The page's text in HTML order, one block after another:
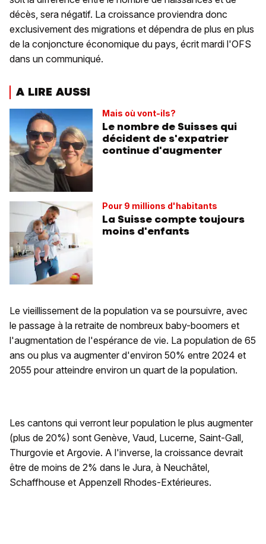
décès, sera négatif. La croissance proviendra donc
exclusivement des migrations et dépendra de plus en plus
de la conjoncture économique du pays, écrit mardi l'OFS
dans un communiqué.
A LIRE AUSSI
Mais où vont-ils?
Le nombre de Suisses qui
décident de s'expatrier
continue d'augmenter
Pour 9 millions d'habitants
La Suisse compte toujours
moins d'enfants
Le vieillissement de la population va se poursuivre, avec
le passage à la retraite de nombreux baby-boomers et
l'augmentation de l'espérance de vie. La population de 65
ans ou plus va augmenter d'environ 50% entre 2024 et
2055 pour atteindre environ un quart de la population.
Les cantons qui verront leur population le plus augmenter
(plus de 20%) sont Genève, Vaud, Lucerne, Saint-Gall,
Thurgovie et Argovie. A l'inverse, la croissance devrait
être de moins de 2% dans le Jura, à Neuchâtel,
Schaffhouse et Appenzell Rhodes-Extérieures.